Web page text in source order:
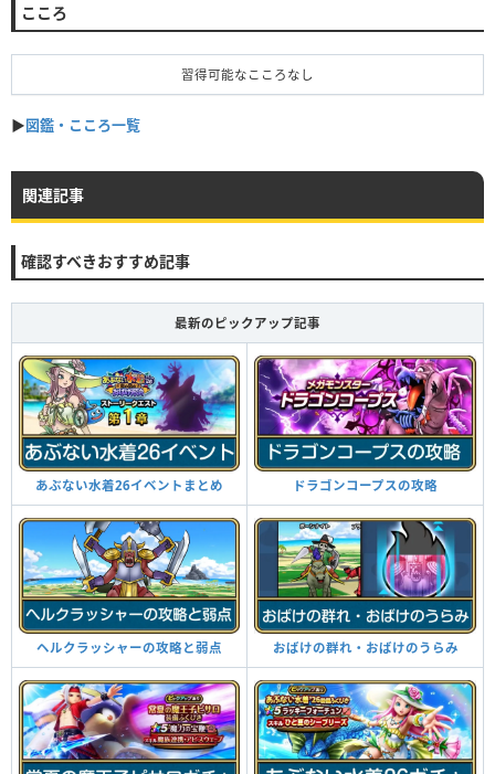
こころ
習得可能なこころなし
▶︎図鑑・こころ一覧
関連記事
確認すべきおすすめ記事
最新のピックアップ記事
あぶない水着26イベントまとめ ドラゴンコープスの攻略
ヘルクラッシャーの攻略と弱点 おばけの群れ・おばけのうらみ